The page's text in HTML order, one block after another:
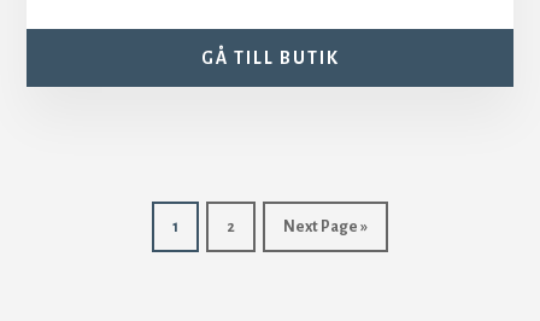
GÅ TILL BUTIK
1 2 Next Page »